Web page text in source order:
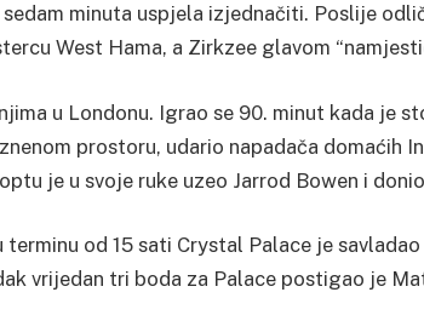
minuta uspjela izjednačiti. Poslije
West Hama, a Zirkzee glavom
u Londonu. Igrao se 90. minut kada je
prostoru, udario napadača domaćih
je u svoje ruke uzeo Jarrod Bowen i
od 15 sati Crystal Palace je
vrijedan tri boda za Palace postigao je